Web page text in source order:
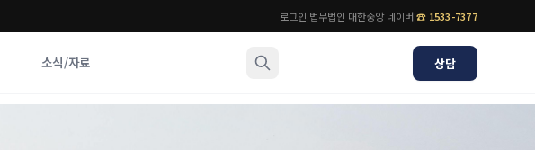
로그인|법무법인 대한중앙 네이버|☎ 1533-7377
소식/자료 상담